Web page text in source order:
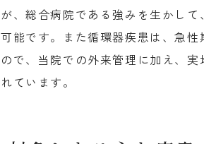
が、総合病院である強みを生かし
可能です。また循環器疾患は、急
ので、当院での外来管理に加え、
れています。